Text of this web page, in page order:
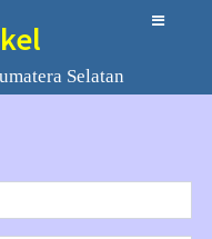
Selatan